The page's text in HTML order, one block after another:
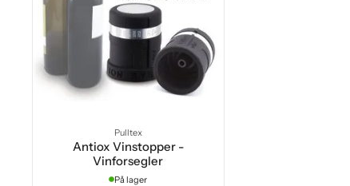
Pulltex
Antiox Vinstopper -
Vinforsegler
På lager